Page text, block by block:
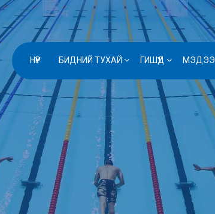
НҮҮР БИДНИЙ ТУХАЙ ГИШҮҮД МЭДЭЭ